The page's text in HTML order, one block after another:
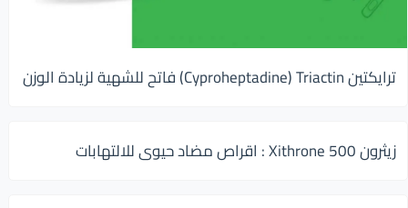
ترايكتين Cyproheptadine) Triactin) فاتح للشهية لزيادة الوزن
زيثرون 500 Xithrone : اقراص مضاد حيوى للالتهابات